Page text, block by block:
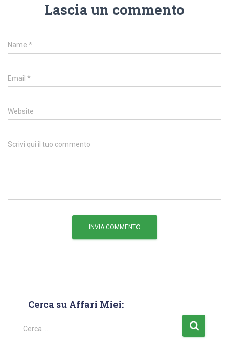
Lascia un commento
Name *
Email *
Website
Scrivi qui il tuo commento
Cerca su Affari Miei:
Cerca …